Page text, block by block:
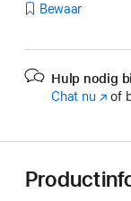
Bewaar
Hulp nodig
Chat nu
of